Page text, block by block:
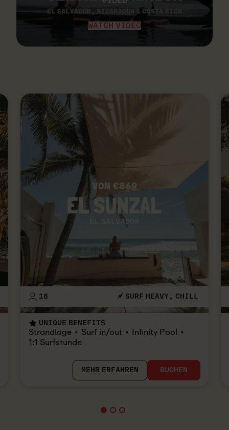
WATCH VIDEO
VON €869
EL SALVADOR
18 SURF HEAVY CHILL
UNIQUE BENEFITS
Strandlage Surf in/out Infinity Pool
1:1 Surfstunde
MEHR ERFAHREN BUCHEN